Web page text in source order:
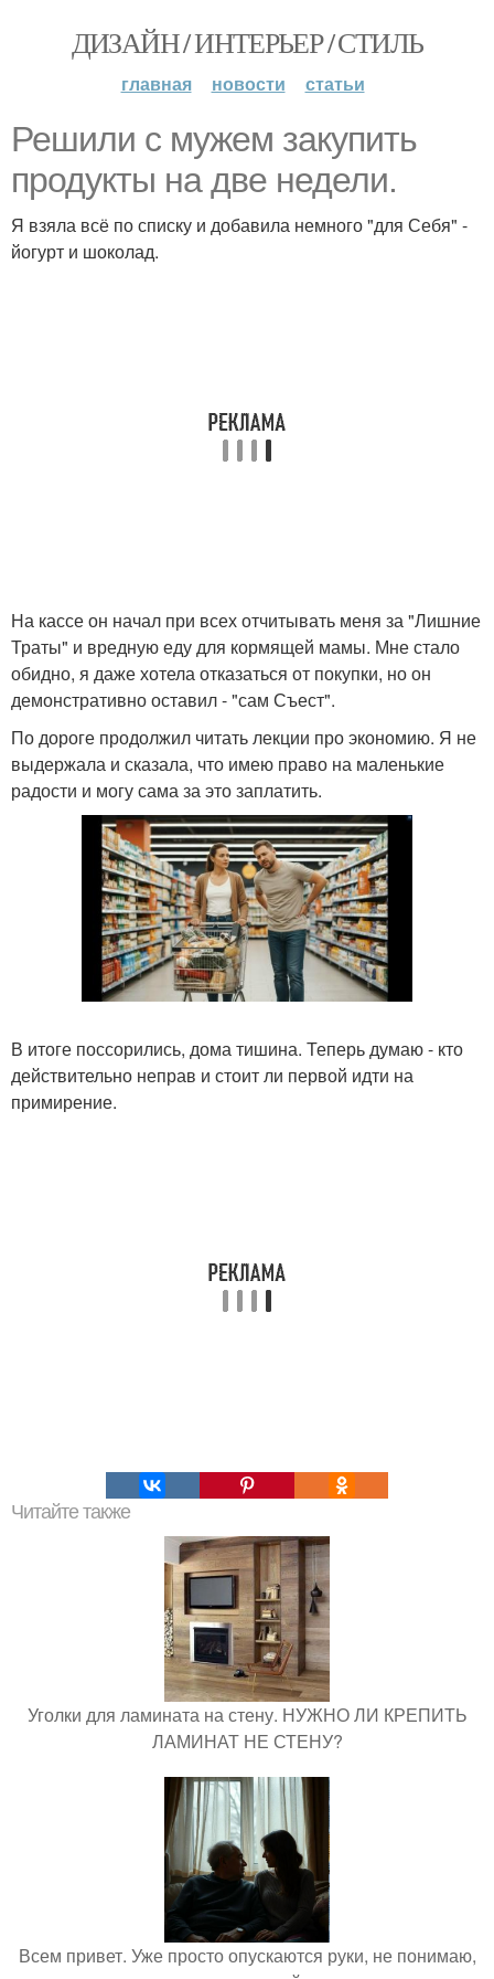
ДИЗАЙН / ИНТЕРЬЕР / СТИЛЬ
главная новости статьи
Решили с мужем закупить
продукты на две недели.
Я взяла всё по списку и добавила немного "для Себя" -
йогурт и шоколад.
На кассе он начал при всех отчитывать меня за "Лишние
Траты" и вредную еду для кормящей мамы. Мне стало
обидно, я даже хотела отказаться от покупки, но он
демонстративно оставил - "сам Съест".
По дороге продолжил читать лекции про экономию. Я не
выдержала и сказала, что имею право на маленькие
радости и могу сама за это заплатить.
В итоге поссорились, дома тишина. Теперь думаю - кто
действительно неправ и стоит ли первой идти на
примирение.
Читайте также
Уголки для ламината на стену. НУЖНО ЛИ КРЕПИТЬ
ЛАМИНАТ НЕ СТЕНУ?
Всем привет. Уже просто опускаются руки, не понимаю,